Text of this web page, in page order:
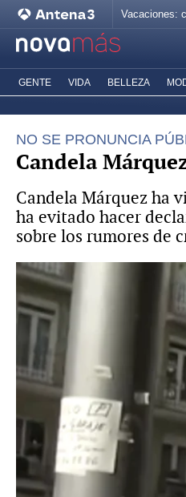
Vacaciones:
GENTE VIDA BELLEZA
NO SE PRONUNCIA
Candela
Candela Márquez ha
ha evitado hacer
sobre los rumores de